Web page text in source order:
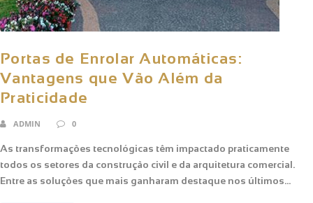
Portas de Enrolar Automáticas:
Vantagens que Vão Além da
Praticidade
ADMIN 0
As transformações tecnológicas têm impactado praticamente
todos os setores da construção civil e da arquitetura comercial.
Entre as soluções que mais ganharam destaque nos últimos...